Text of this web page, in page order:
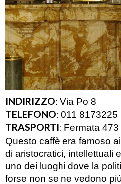
INDIRIZZO: Via Po 8
TELEFONO: 011 8173225
TRASPORTI: Fermata
Questo caffè era famoso
di aristocratici, intellettuali
uno dei luoghi dove la
forse non se ne vedono